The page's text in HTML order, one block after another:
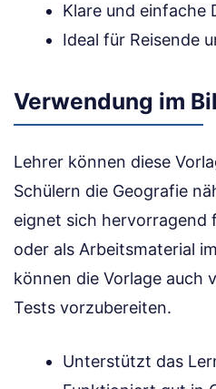
Klare und einfache
Ideal für Reisende
Verwendung im
Lehrer können diese
Schülern die Geografie
eignet sich hervorragend
oder als Arbeitsmaterial
können die Vorlage auch
Tests vorzubereiten.
Unterstützt das